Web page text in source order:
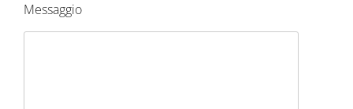
Messaggio